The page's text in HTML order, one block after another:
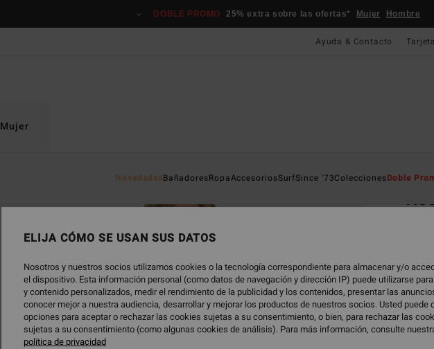
DOBLE PROMO 25% extra sobre las ofertas* Mujer Hombre
Ayuda & Contacto
Mujer
NovedadesBañadoresRopaAccesoriosSurfSince '73ColeccionesDoble
Color
ELIJA CÓMO SE USAN SUS DATOS
Nosotros y nuestros socios utilizamos cookies o la tecnología correspondiente para almacenar y/o
el dispositivo. Esta información personal (como datos de navegación y dirección IP) puede utilizarse
y contenido personalizados, medir el rendimiento de la publicidad y los contenidos, presentar las
conocer mejor a nuestra audiencia, desarrollar y mejorar los productos de nuestros socios. Usted puede
opciones para aceptar o rechazar las cookies sujetas a su consentimiento, o bien, para rechazar las
sujetas a su consentimiento (como algunas cookies de análisis). Para más información, consulte
política de privacidad